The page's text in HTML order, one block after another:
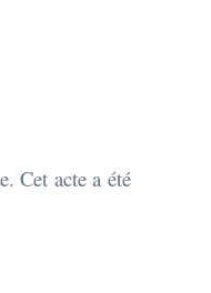
Cet acte a été